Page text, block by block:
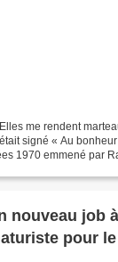
me rendent
signé « Au
1970 emmené par
nouveau job
pour